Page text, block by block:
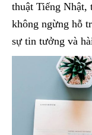
thuật Tiếng Nhật,
không ngừng hỗ
sự tin tưởng và